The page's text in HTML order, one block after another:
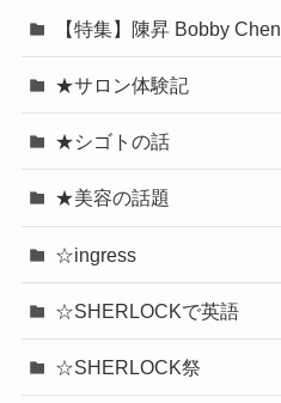
【特集】陳昇 Bobby Chen
★サロン体験記
★シゴトの話
★美容の話題
☆ingress
☆SHERLOCKで英語
☆SHERLOCK祭